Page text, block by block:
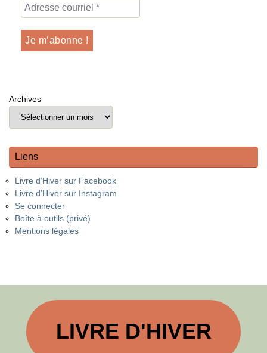
Archives
Liens
Livre d’Hiver sur Facebook
Livre d’Hiver sur Instagram
Se connecter
Boîte à outils (privé)
Mentions légales
LIVRE D'HIVER